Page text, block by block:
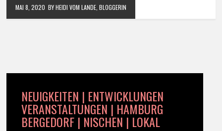
MAI 8, 2020 BY HEIDI VOM LANDE, BLOGGERIN
NEUIGKEITEN | ENTWICKLUNGEN
VERANSTALTUNGEN | HAMBURG
BERGEDORF | NISCHEN | LOKAL